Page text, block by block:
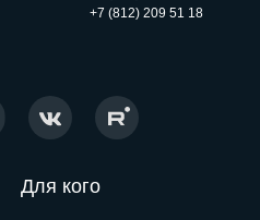
+7 (812) 209 51 18
Для кого